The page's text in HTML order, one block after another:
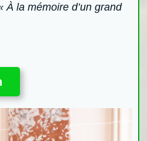
À la mémoire d’un grand